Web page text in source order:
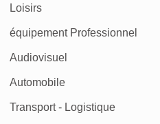
Loisirs
équipement Professionnel
Audiovisuel
Automobile
Transport - Logistique